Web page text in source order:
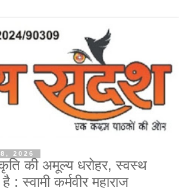
2026
की अमूल्य धरोहर, स्वस्थ
स्वामी कर्मवीर महाराज